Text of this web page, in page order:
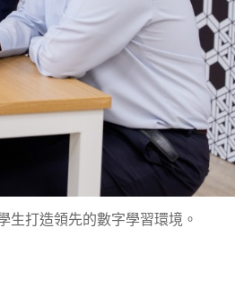
生打造領先的數字學習環境。